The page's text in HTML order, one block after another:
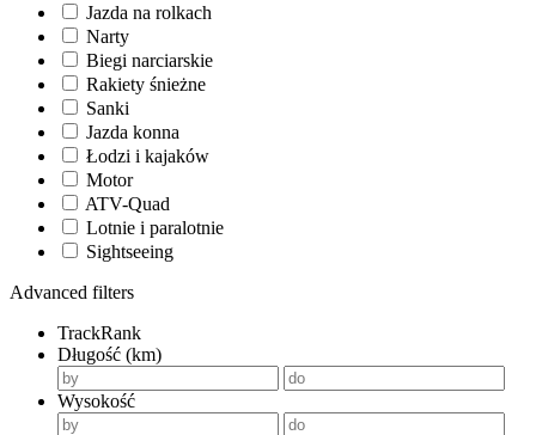
Jazda na rolkach
Narty
Biegi narciarskie
Rakiety śnieżne
Sanki
Jazda konna
Łodzi i kajaków
Motor
ATV-Quad
Lotnie i paralotnie
Sightseeing
Advanced filters
TrackRank
Długość (km)
Wysokość